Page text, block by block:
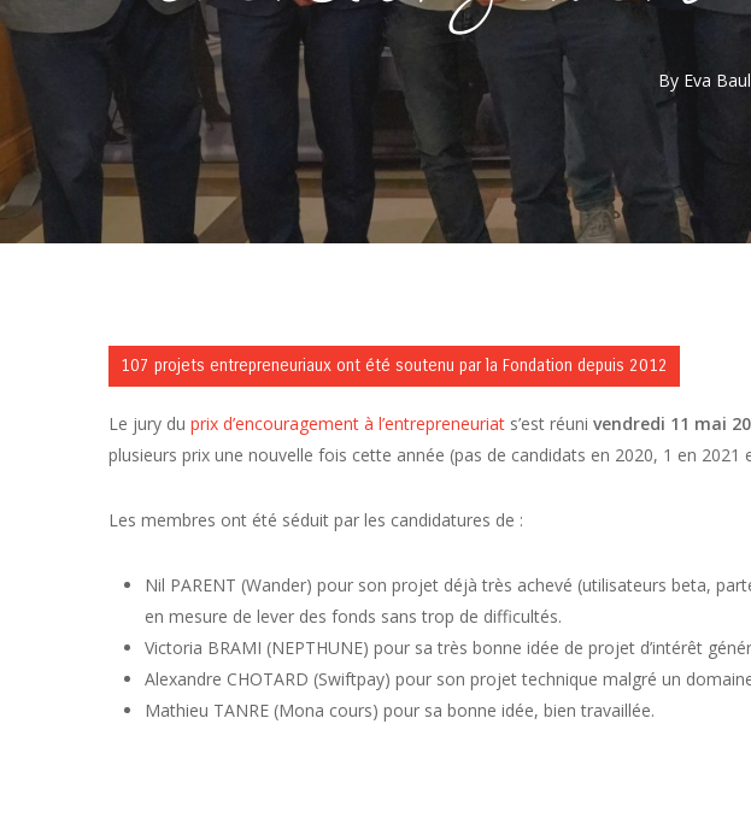
By Eva
107 projets entrepreneuriaux ont été soutenu par la Fondation depuis 2012
Le jury duprix d’encouragement à l’entrepreneuriat s’est réunivendredi 11 mai
plusieurs prix une nouvelle fois cette année (pas de candidats en 2020, 1 en
Les membres ont été séduit par les candidatures de :
Nil PARENT (Wander) pour son projet déjà très achevé (utilisateurs beta,
en mesure de lever des fonds sans trop de difficultés.
Victoria BRAMI (NEPTHUNE) pour sa très bonne idée de projet d’intérêt
Alexandre CHOTARD (Swiftpay) pour son projet technique malgré un
Mathieu TANRE (Mona cours) pour sa bonne idée, bien travaillée.